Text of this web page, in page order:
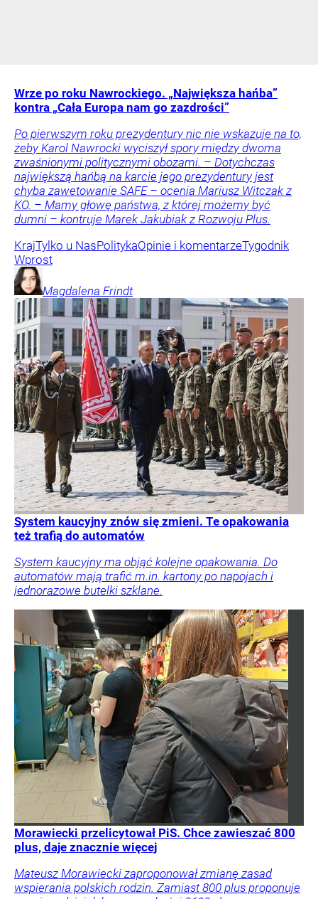
Wrze po roku Nawrockiego. „Największa hańba”
kontra „Cała Europa nam go zazdrości”
Po pierwszym roku prezydentury nic nie wskazuje na to,
żeby Karol Nawrocki wyciszył spory między dwoma
zwaśnionymi politycznymi obozami. – Dotychczas
największą hańbą na karcie jego prezydentury jest
chyba zawetowanie SAFE – ocenia Mariusz Witczak z
KO. – Mamy głowę państwa, z której możemy być
dumni – kontruje Marek Jakubiak z Rozwoju Plus.
KrajTylko u NasPolitykaOpinie i komentarzeTygodnik
Wprost
Magdalena Frindt
System kaucyjny znów się zmieni. Te opakowania
też trafią do automatów
System kaucyjny ma objąć kolejne opakowania. Do
automatów mają trafić m.in. kartony po napojach i
jednorazowe butelki szklane.
Morawiecki przelicytował PiS. Chce zawieszać 800
plus, daje znacznie więcej
Mateusz Morawiecki zaproponował zmianę zasad
wspierania polskich rodzin. Zamiast 800 plus proponuje